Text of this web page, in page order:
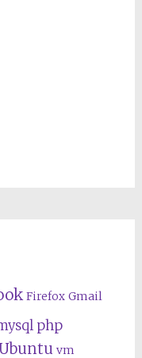
Firefox Gmail
php
vm